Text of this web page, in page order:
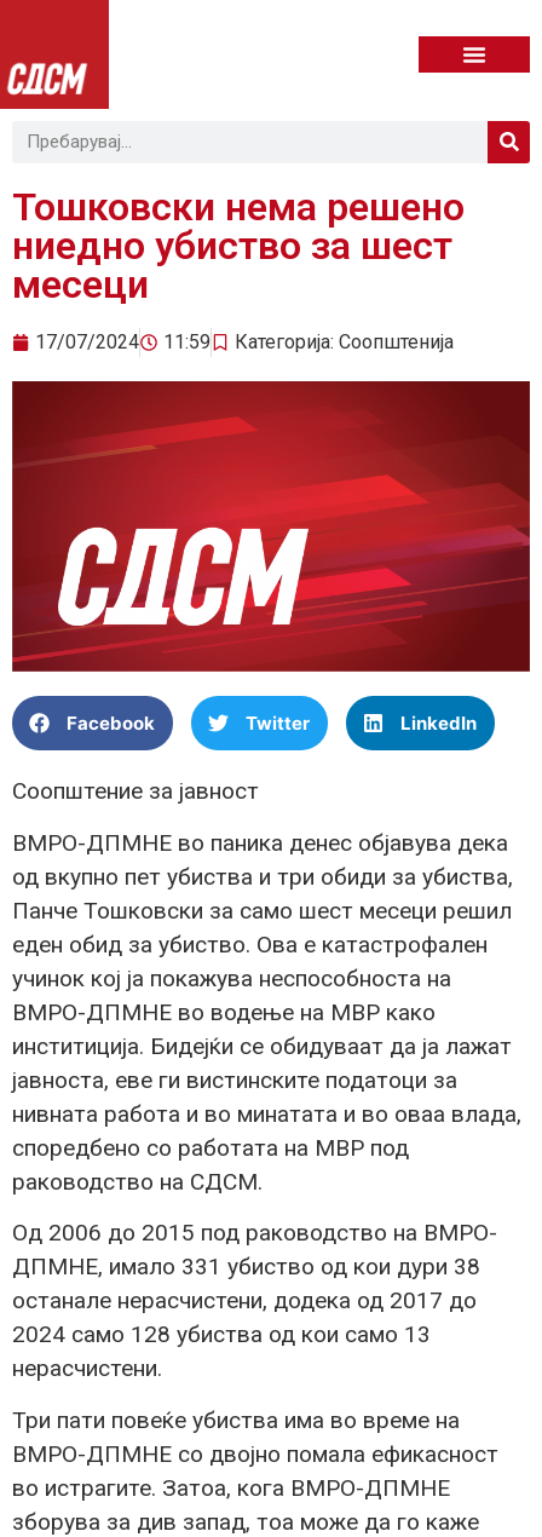
Тошковски нема решено
ниедно убиство за шест
месеци
17/07/2024 11:59 Категорија: Соопштенија
Facebook Twitter LinkedIn
Соопштение за јавност
ВМРО-ДПМНЕ во паника денес објавува дека
од вкупно пет убиства и три обиди за убиства,
Панче Тошковски за само шест месеци решил
еден обид за убиство. Ова е катастрофален
учинок кој ја покажува неспособноста на
ВМРО-ДПМНЕ во водење на МВР како
инститиција. Бидејќи се обидуваат да ја лажат
јавноста, еве ги вистинските податоци за
нивната работа и во минатата и во оваа влада,
споредбено со работата на МВР под
раководство на СДСМ.
Од 2006 до 2015 под раководство на ВМРО-
ДПМНЕ, имало 331 убиство од кои дури 38
останале нерасчистени, додека од 2017 до
2024 само 128 убиства од кои само 13
нерасчистени.
Три пати повеќе убиства има во време на
ВМРО-ДПМНЕ со двојно помала ефикасност
во истрагите. Затоа, кога ВМРО-ДПМНЕ
зборува за див запад, тоа може да го каже